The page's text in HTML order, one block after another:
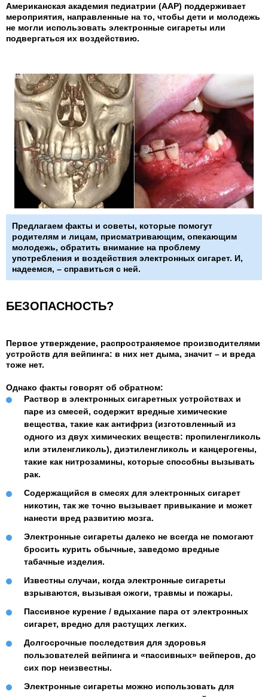
Американская академия педиатрии (AAP) поддерживает
мероприятия, направленные на то, чтобы дети и молодежь
не могли использовать электронные сигареты или
подвергаться их воздействию.
Предлагаем факты и советы, которые помогут
родителям и лицам, присматривающим, опекающим
молодежь, обратить внимание на проблему
употребления и воздействия электронных сигарет. И,
надеемся, – справиться с ней.
БЕЗОПАСНОСТЬ?
Первое утверждение, распространяемое производителями
устройств для вейпинга: в них нет дыма, значит – и вреда
тоже нет.
Однако факты говорят об обратном:
Раствор в электронных сигаретных устройствах и
паре из смесей, содержит вредные химические
вещества, такие как антифриз (изготовленный из
одного из двух химических веществ: пропиленгликоль
или этиленгликоль), диэтиленгликоль и канцерогены,
такие как нитрозамины, которые способны вызывать
рак.
Содержащийся в смесях для электронных сигарет
никотин, так же точно вызывает привыкание и может
нанести вред развитию мозга.
Электронные сигареты далеко не всегда не помогают
бросить курить обычные, заведомо вредные
табачные изделия.
Известны случаи, когда электронные сигареты
взрываются, вызывая ожоги, травмы и пожары.
Пассивное курение / вдыхание пара от электронных
сигарет, вредно для растущих легких.
Долгосрочные последствия для здоровья
пользователей вейпинга и «пассивных» вейперов, до
сих пор неизвестны.
Электронные сигареты можно использовать для